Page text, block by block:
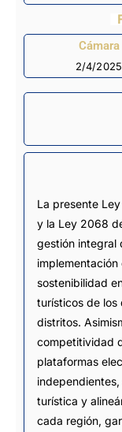
Cámara
2/4/2025
La presente
y la Ley 2068
gestión integral
sostenibilidad
turísticos de los
distritos.
competitividad
plataformas
turística y
cada región,